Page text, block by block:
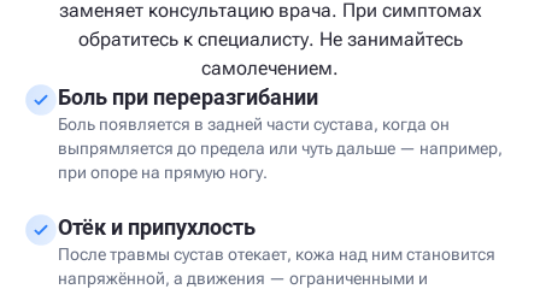
заменяет консультацию врача. При симптомах
обратитесь к специалисту. Не занимайтесь
самолечением.
Боль при переразгибании
Боль появляется в задней части сустава, когда он
выпрямляется до предела или чуть дальше — например,
при опоре на прямую ногу.
Отёк и припухлость
После травмы сустав отекает, кожа над ним становится
напряжённой, а движения — ограниченными и